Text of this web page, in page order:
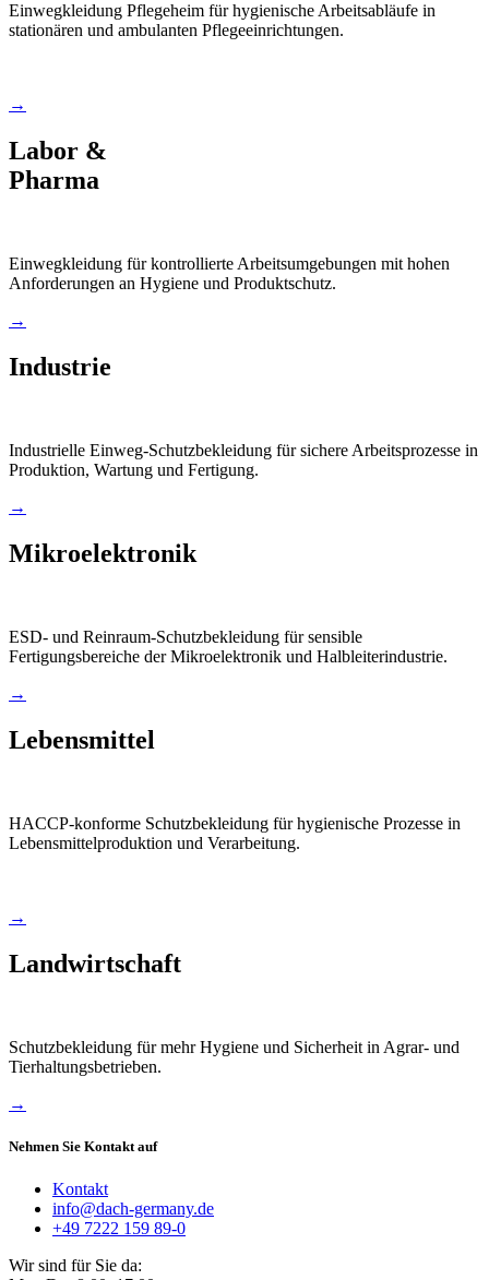
Einwegkleidung Pflegeheim für hygienische Arbeitsabläufe in
stationären und ambulanten Pflegeeinrichtungen.
→
Labor &
Pharma
Einwegkleidung für kontrollierte Arbeitsumgebungen mit hohen
Anforderungen an Hygiene und Produktschutz.
→
Industrie
Industrielle Einweg-Schutzbekleidung für sichere Arbeitsprozesse in
Produktion, Wartung und Fertigung.
→
Mikroelektronik
ESD- und Reinraum-Schutzbekleidung für sensible
Fertigungsbereiche der Mikroelektronik und Halbleiterindustrie.
→
Lebensmittel
HACCP-konforme Schutzbekleidung für hygienische Prozesse in
Lebensmittelproduktion und Verarbeitung.
→
Landwirtschaft
Schutzbekleidung für mehr Hygiene und Sicherheit in Agrar- und
Tierhaltungsbetrieben.
→
Nehmen Sie Kontakt auf
Kontakt
info@dach-germany.de
+49 7222 159 89-0
Wir sind für Sie da: